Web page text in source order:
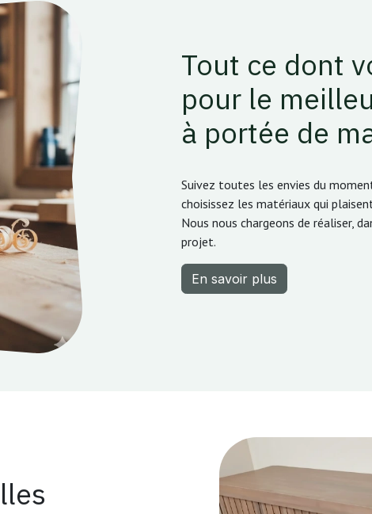
Tout ce dont
pour le
à portée de
Suivez toutes les envies du
choisissez les matériaux qui
Nous nous chargeons de réaliser,
projet.
En savoir plus